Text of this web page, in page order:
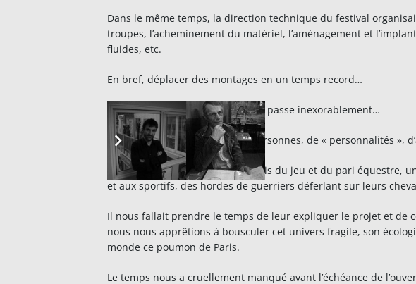
Dans le même temps, la direction technique du festival
troupes, l’acheminement du matériel, l’aménagement et
fluides, etc.
En bref, déplacer des montages en un temps record…
Pendant ce temps… ce temps qui passe inexorablement…
Nous avons rencontré tant de personnes, de « personnalités »,
Tant d’univers différents, un palais du jeu et du pari
et aux sportifs, des hordes de guerriers déferlant sur leurs
Il nous fallait prendre le temps de leur expliquer le projet et de
nous nous apprêtions à bousculer cet univers fragile, son
monde ce poumon de Paris.
Le temps nous a cruellement manqué avant l’échéance de